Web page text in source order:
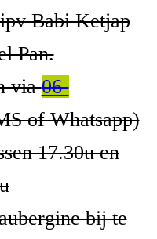
Babi Ketjap
Pan.
via06-
of Whatsapp)
17.30u en
bij te